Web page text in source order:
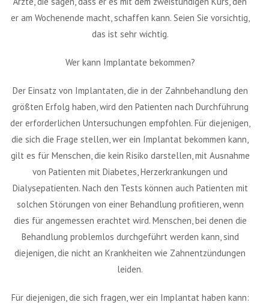
er am Wochenende macht, schaffen kann. Seien Sie vorsichtig,
das ist sehr wichtig.
Wer kann Implantate bekommen?
Der Einsatz von Implantaten, die in der Zahnbehandlung den
größten Erfolg haben, wird den Patienten nach Durchführung
der erforderlichen Untersuchungen empfohlen. Für diejenigen,
die sich die Frage stellen, wer ein Implantat bekommen kann,
gilt es für Menschen, die kein Risiko darstellen, mit Ausnahme
von Patienten mit Diabetes, Herzerkrankungen und
Dialysepatienten. Nach den Tests können auch Patienten mit
solchen Störungen von einer Behandlung profitieren, wenn
dies für angemessen erachtet wird. Menschen, bei denen die
Behandlung problemlos durchgeführt werden kann, sind
diejenigen, die nicht an Krankheiten wie Zahnentzündungen
leiden.
Für diejenigen, die sich fragen, wer ein Implantat haben kann: